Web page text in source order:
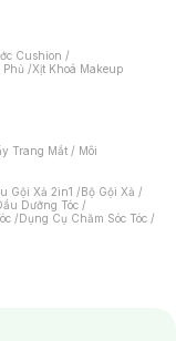
Cushion /
Phủ /Xịt Khoá Makeup
Trang Mắt / Môi
Gội Xả 2in1 /Bộ Gội Xả /
Dưỡng Tóc /
/Dụng Cụ Chăm Sóc Tóc /